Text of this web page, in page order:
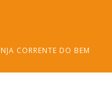
CORRENTE DO BEM